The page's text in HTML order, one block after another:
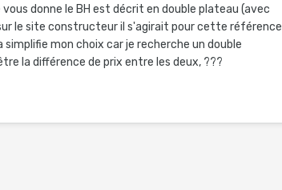
donne le BH est décrit en double plateau (avec
le site constructeur il s'agirait pour cette référence
mon choix car je recherche un double
la différence de prix entre les deux, ???